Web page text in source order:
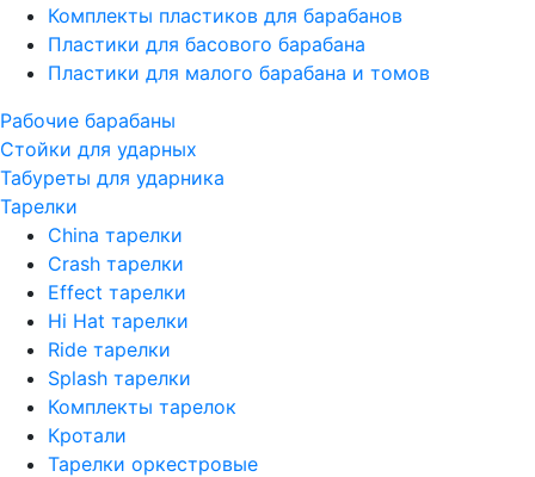
Комплекты пластиков для барабанов
Пластики для басового барабана
Пластики для малого барабана и томов
Рабочие барабаны
Стойки для ударных
Табуреты для ударника
Тарелки
China тарелки
Crash тарелки
Effect тарелки
Hi Hat тарелки
Ride тарелки
Splash тарелки
Комплекты тарелок
Кротали
Тарелки оркестровые